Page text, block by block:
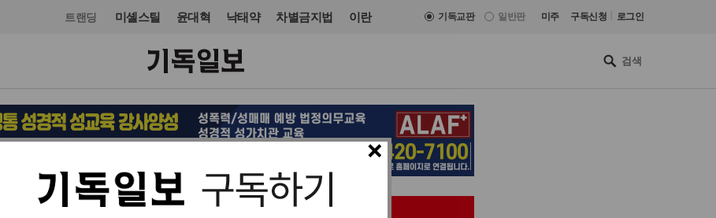
트랜딩 미셸스틸 윤대혁 낙태약 차별금지법 이란 기독교판 일반판 미주 구독신청 로그인
×